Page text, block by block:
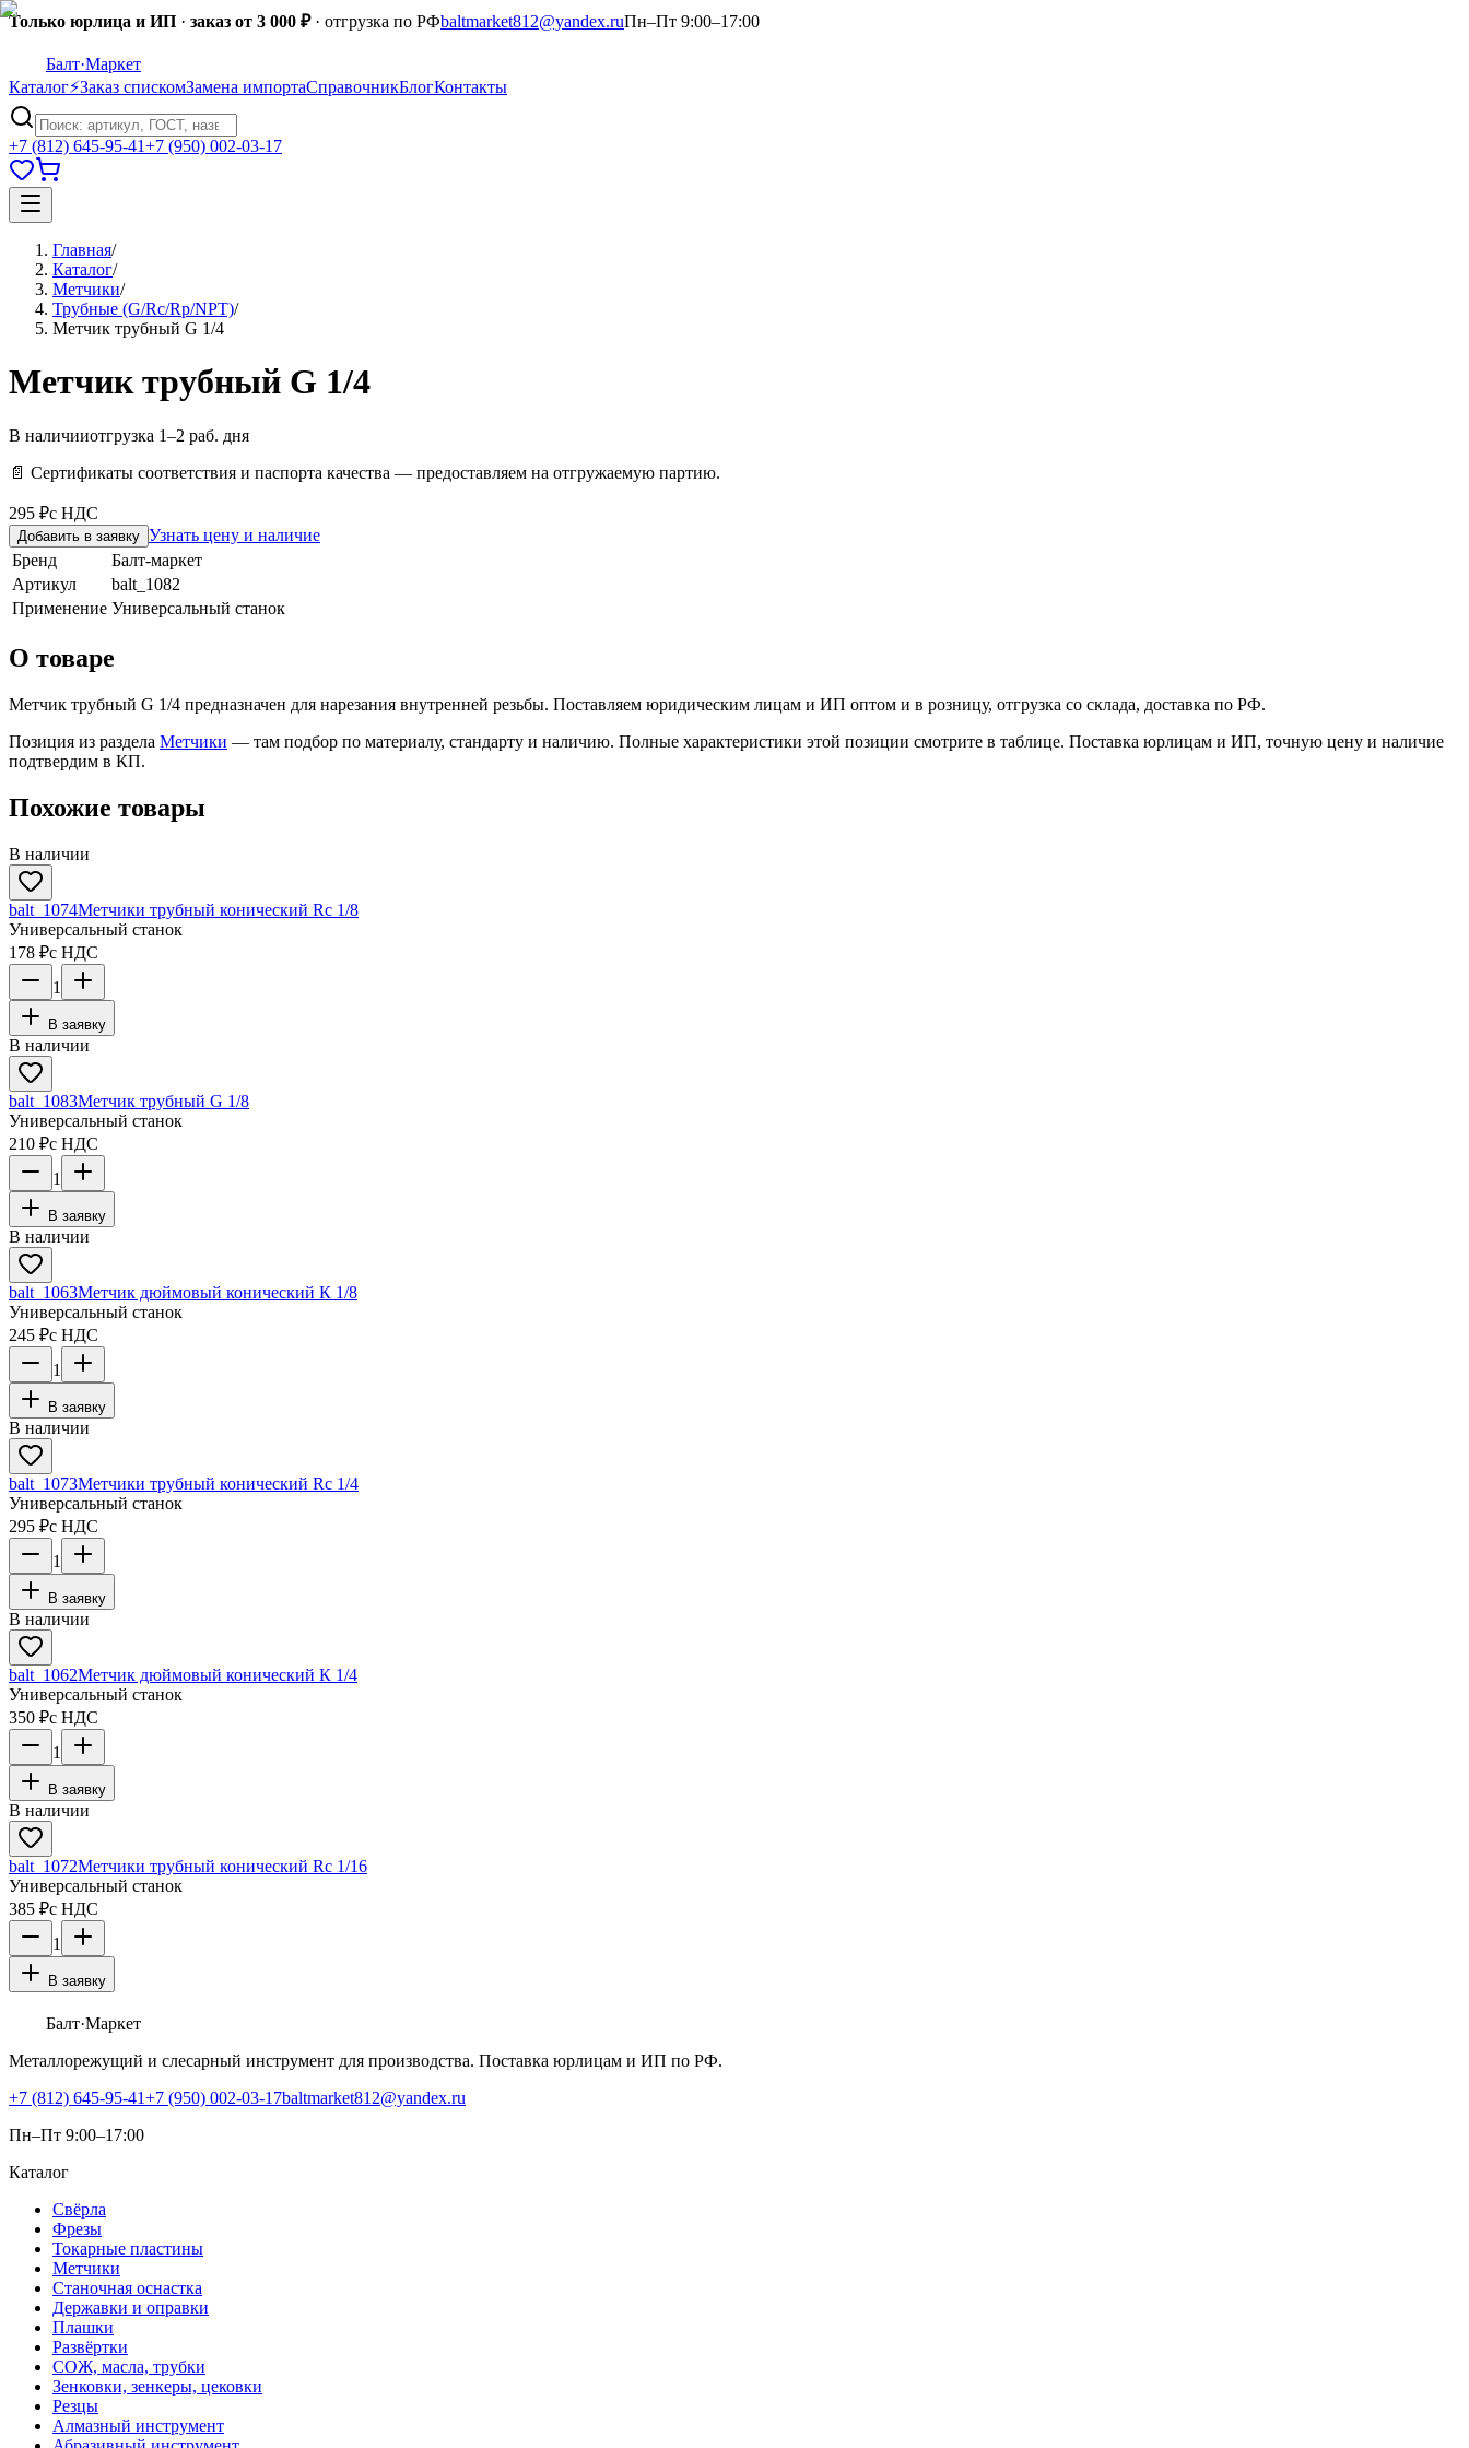
Только юрлица и ИП · заказ от 3 000 ₽· отгрузка по РФbaltmarket812@yandex.ruПн–Пт 9:00–17:00
Балт·Маркет
Каталог⚡Заказ спискомЗамена импортаСправочникБлогКонтакты
+7 (812) 645-95-41+7 (950) 002-03-17
Главная/
Каталог/
Метчики/
Трубные (G/Rc/Rp/NPT)/
Метчик трубный G 1/4
Метчик трубный G 1/4
В наличииотгрузка 1–2 раб. дня
📄 Сертификаты соответствия и паспорта качества — предоставляем на отгружаемую партию.
295 ₽с НДС
Добавить в заявку Узнать цену и наличие
Бренд
Балт-маркет
Артикул
balt_1082
Применение Универсальный станок
О товаре
Метчик трубный G 1/4 предназначен для нарезания внутренней резьбы. Поставляем юридическим лицам и ИП оптом и в розницу, отгрузка со склада, доставка по РФ.
Позиция из раздела Метчики — там подбор по материалу, стандарту и наличию. Полные характеристики этой позиции смотрите в таблице. Поставка юрлицам и ИП, точную цену и наличие
подтвердим в КП.
Похожие товары
В наличии
balt_1074Метчики трубный конический Rc 1/8
Универсальный станок
178 ₽с НДС
1
В заявку
В наличии
balt_1083Метчик трубный G 1/8
Универсальный станок
210 ₽с НДС
1
В заявку
В наличии
balt_1063Метчик дюймовый конический К 1/8
Универсальный станок
245 ₽с НДС
1
В заявку
В наличии
balt_1073Метчики трубный конический Rc 1/4
Универсальный станок
295 ₽с НДС
1
В заявку
В наличии
balt_1062Метчик дюймовый конический К 1/4
Универсальный станок
350 ₽с НДС
1
В заявку
В наличии
balt_1072Метчики трубный конический Rc 1/16
Универсальный станок
385 ₽с НДС
1
В заявку
Балт·Маркет
Металлорежущий и слесарный инструмент для производства. Поставка юрлицам и ИП по РФ.
+7 (812) 645-95-41+7 (950) 002-03-17baltmarket812@yandex.ru
Пн–Пт 9:00–17:00
Каталог
Свёрла
Фрезы
Токарные пластины
Метчики
Станочная оснастка
Державки и оправки
Плашки
Развёртки
СОЖ, масла, трубки
Зенковки, зенкеры, цековки
Резцы
Алмазный инструмент